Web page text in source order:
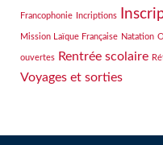
Francophonie Incriptions
Mission Laïque Française Natation
ouvertes Rentrée scolaire
Voyages et sorties